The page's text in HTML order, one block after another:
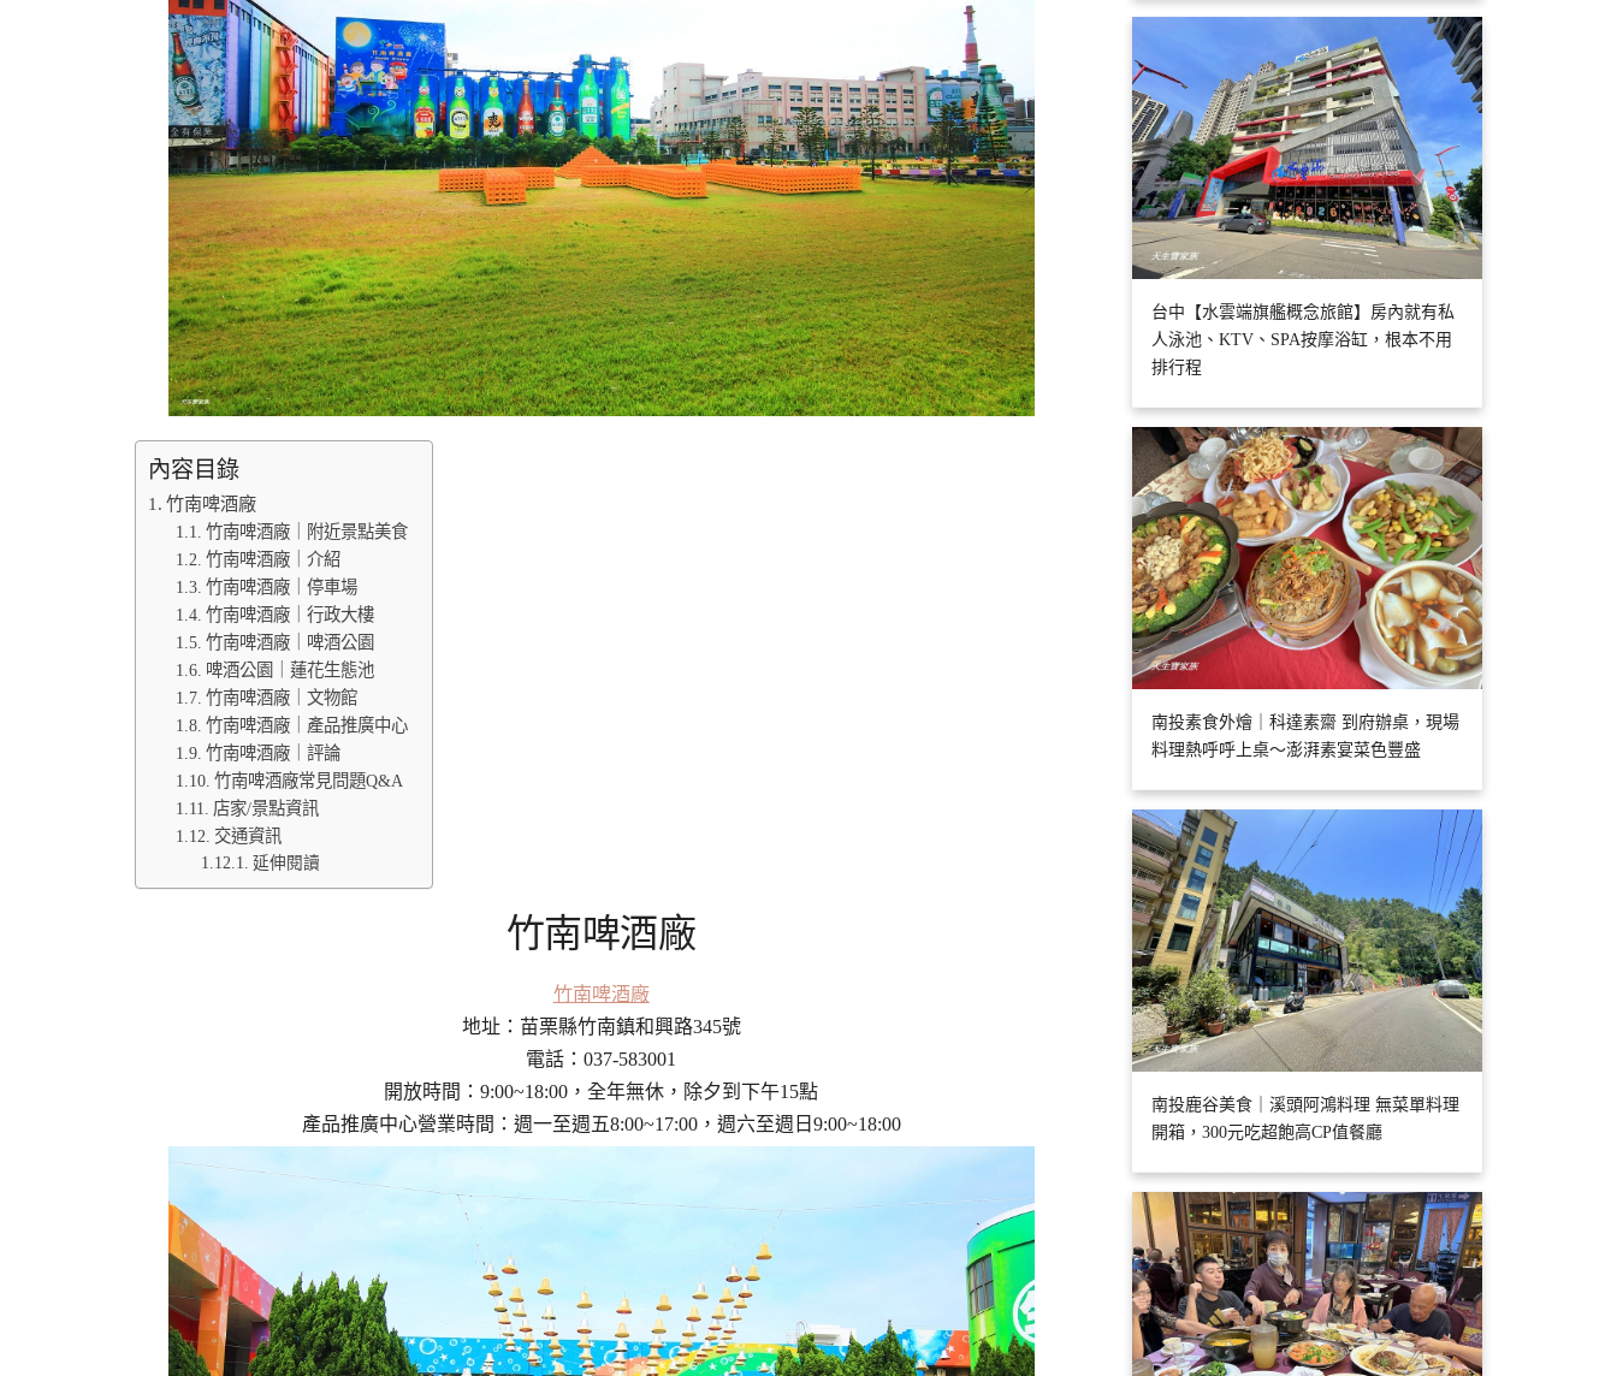
內容目錄
竹南啤酒廠
竹南啤酒廠｜附近景點美食
竹南啤酒廠｜介紹
竹南啤酒廠｜停車場
竹南啤酒廠｜行政大樓
竹南啤酒廠｜啤酒公園
啤酒公園｜蓮花生態池
竹南啤酒廠｜文物館
竹南啤酒廠｜產品推廣中心
竹南啤酒廠｜評論
竹南啤酒廠常見問題Q&A
店家/景點資訊
交通資訊
延伸閱讀
竹南啤酒廠
竹南啤酒廠
地址：苗栗縣竹南鎮和興路345號
電話：037-583001
開放時間：9:00~18:00，全年無休，除夕到下午15點
產品推廣中心營業時間：週一至週五8:00~17:00，週六至週日9:00~18:00
台中【水雲端旗艦概念旅館】房內就有私
人泳池、KTV、SPA按摩浴缸，根本不用
排行程
南投素食外燴｜科達素齋 到府辦桌，現場
料理熱呼呼上桌～澎湃素宴菜色豐盛
南投鹿谷美食｜溪頭阿鴻料理 無菜單料理
開箱，300元吃超飽高CP值餐廳